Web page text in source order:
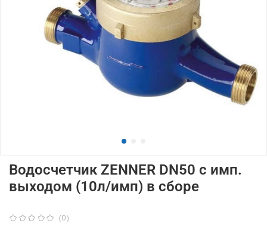
(0)
Водосчетчик ZENNER DN50 с имп.
выходом (10л/имп) в сборе